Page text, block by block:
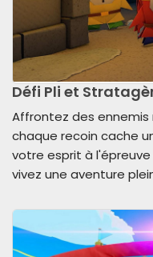
Défi Pli et
Affrontez des ennemis
chaque recoin cache
votre esprit à
vivez une aventure